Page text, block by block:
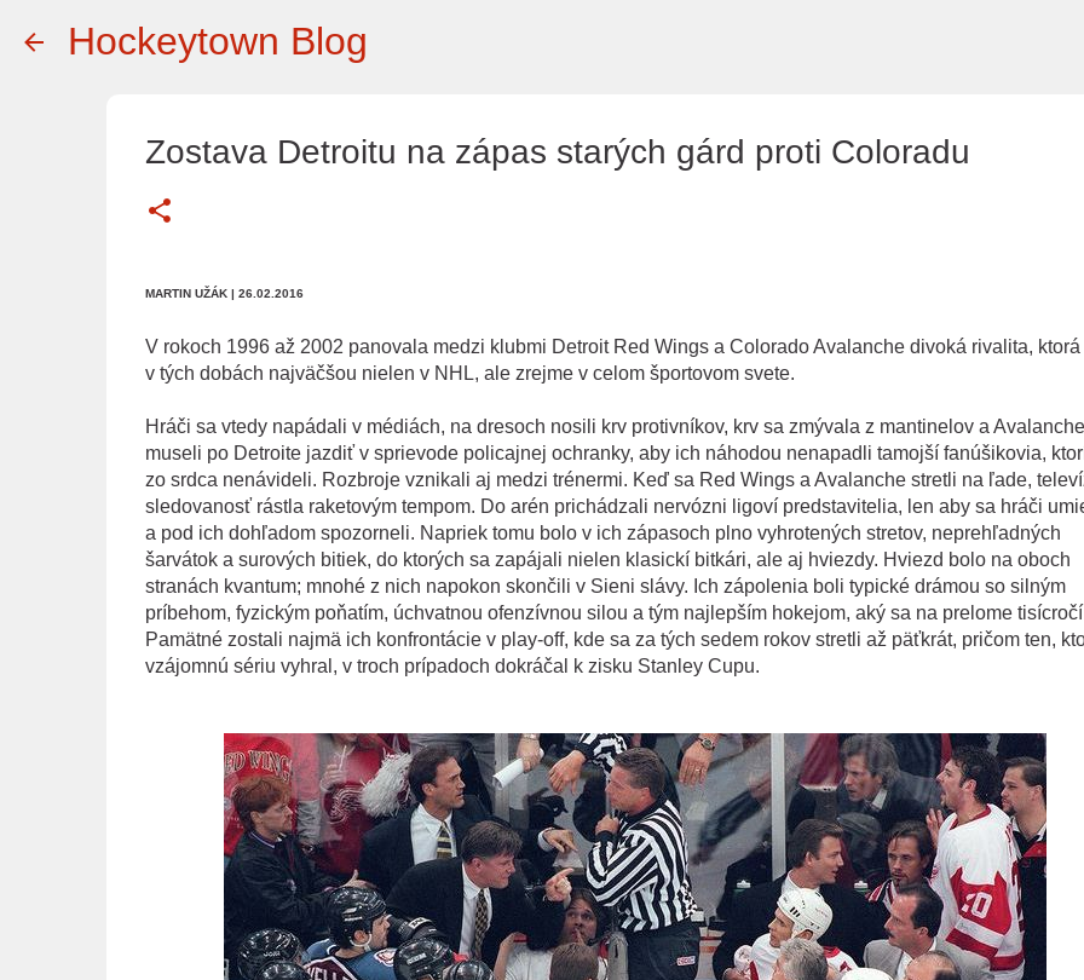
Hockeytown Blog
Zostava Detroitu na zápas starých gárd proti Coloradu
MARTIN UŽÁK | 26.02.2016
V rokoch 1996 až 2002 panovala medzi klubmi Detroit Red Wings a Colorado Avalanche divoká rivalita, ktorá
v tých dobách najväčšou nielen v NHL, ale zrejme v celom športovom svete.
Hráči sa vtedy napádali v médiách, na dresoch nosili krv protivníkov, krv sa zmývala z mantinelov a Avalanche
museli po Detroite jazdiť v sprievode policajnej ochranky, aby ich náhodou nenapadli tamojší fanúšikovia,
zo srdca nenávideli. Rozbroje vznikali aj medzi trénermi. Keď sa Red Wings a Avalanche stretli na ľade,
sledovanosť rástla raketovým tempom. Do arén prichádzali nervózni ligoví predstavitelia, len aby sa hráči
a pod ich dohľadom spozorneli. Napriek tomu bolo v ich zápasoch plno vyhrotených stretov, neprehľadných
šarvátok a surových bitiek, do ktorých sa zapájali nielen klasickí bitkári, ale aj hviezdy. Hviezd bolo na oboch
stranách kvantum; mnohé z nich napokon skončili v Sieni slávy. Ich zápolenia boli typické drámou so silným
príbehom, fyzickým poňatím, úchvatnou ofenzívnou silou a tým najlepším hokejom, aký sa na prelome
Pamätné zostali najmä ich konfrontácie v play-off, kde sa za tých sedem rokov stretli až päťkrát, pričom ten,
vzájomnú sériu vyhral, v troch prípadoch dokráčal k zisku Stanley Cupu.